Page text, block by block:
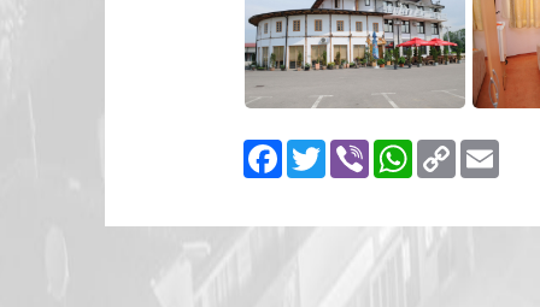
Facebook
TwitterViber WhatsApp
Copy
Link
Email